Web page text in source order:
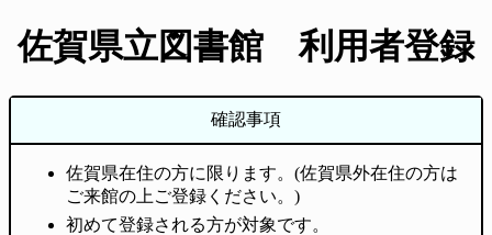
佐賀県立図書館 利用者登録
確認事項
佐賀県在住の方に限ります。(佐賀県外在住の方は
ご来館の上ご登録ください。)
初めて登録される方が対象です。